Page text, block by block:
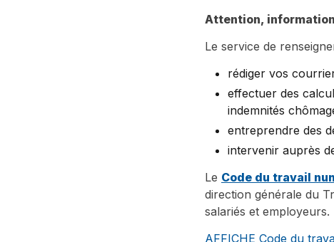
Attention,
Le service de
rédiger vos
effectuer des
indemnités
entreprendre des
intervenir auprès
Le Code du travail
direction générale du
salariés et employeurs.
AFFICHE Code du